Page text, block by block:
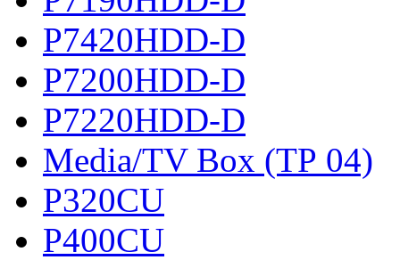
P7420HDD-D
P7200HDD-D
P7220HDD-D
Media/TV Box (ТР 04)
P320CU
P400CU